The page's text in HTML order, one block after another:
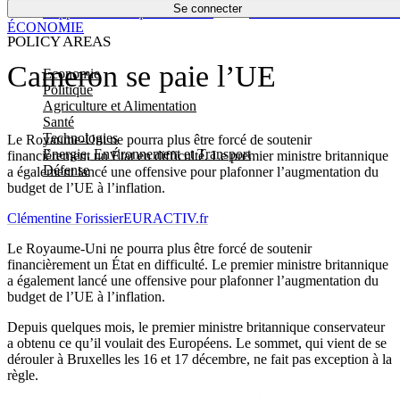
Se connecter
POLICY AREAS
Economie
Politique
Agriculture et Alimentation
Santé
Technologies
Energie, Environnement et Transport
Défense
Économie
Cameron se paie l’UE
Le Royaume-Uni ne pourra plus être forcé de soutenir
financièrement un État en difficulté. Le premier ministre britannique
a également lancé une offensive pour plafonner l’augmentation du
budget de l’UE à l’inflation.
ÉCONOMIE
Clémentine ForissierEURACTIV.fr
Le Royaume-Uni ne pourra plus être forcé de soutenir
financièrement un État en difficulté. Le premier ministre britannique
a également lancé une offensive pour plafonner l’augmentation du
budget de l’UE à l’inflation.
Depuis quelques mois, le premier ministre britannique conservateur
a obtenu ce qu’il voulait des Européens. Le sommet, qui vient de se
dérouler à Bruxelles les 16 et 17 décembre, ne fait pas exception à la
règle.